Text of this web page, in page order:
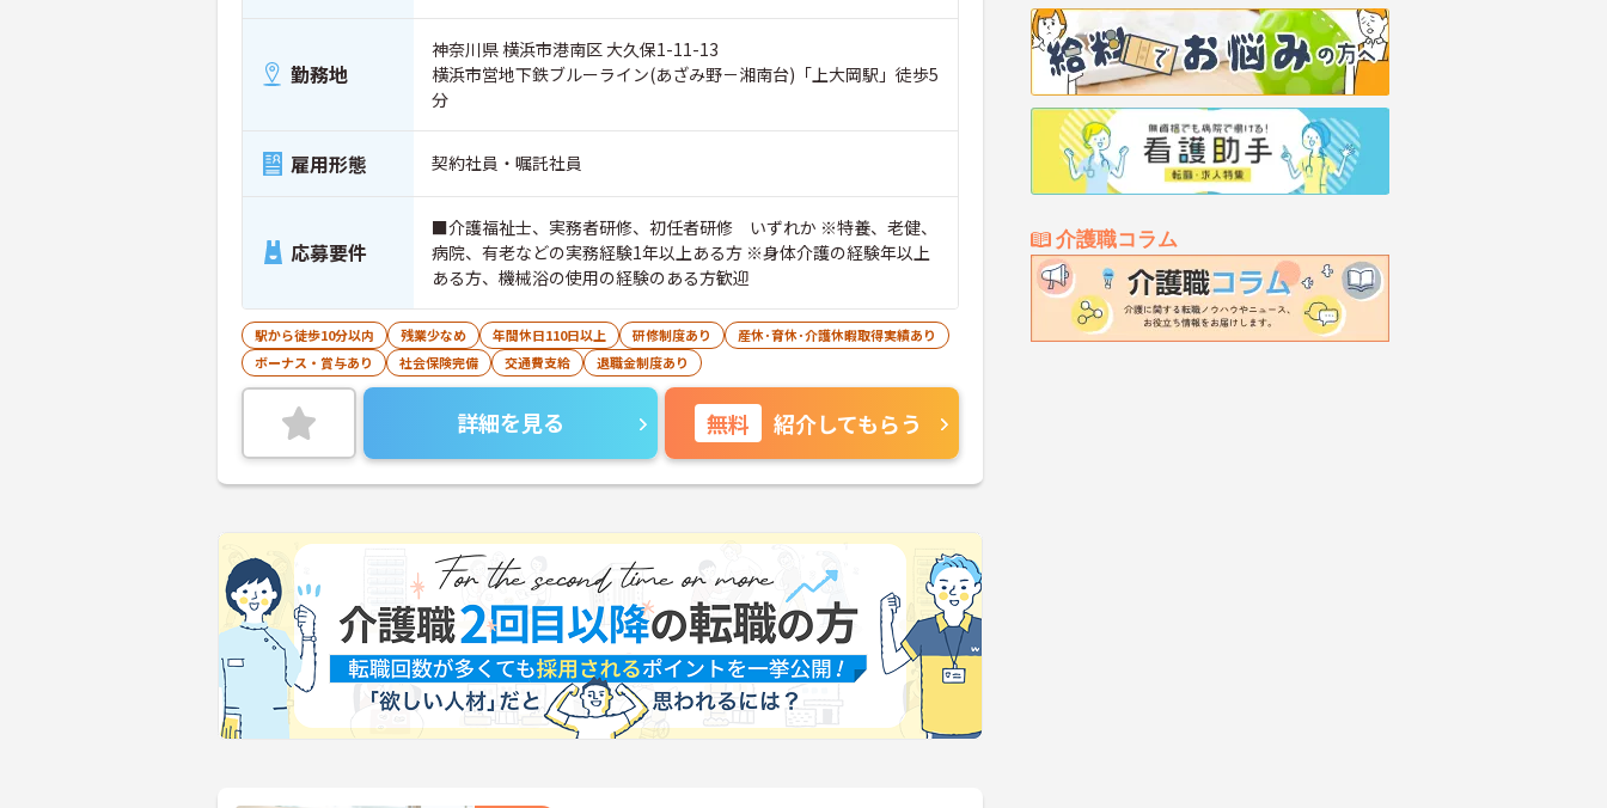
介護職コラム
勤務地
神奈川県 横浜市港南区 大久保1-11-13
横浜市営地下鉄ブルーライン(あざみ野－湘南台)「上大岡駅」徒歩5
分
雇用形態 契約社員・嘱託社員
応募要件
■介護福祉士、実務者研修、初任者研修 いずれか ※特養、老健、
病院、有老などの実務経験1年以上ある方 ※身体介護の経験年以上
ある方、機械浴の使用の経験のある方歓迎
駅から徒歩10分以内 残業少なめ 年間休日110日以上 研修制度あり
産休･育休･介護休暇取得実績あり
ボーナス・賞与あり
社会保険完備 交通費支給 退職金制度あり
詳細を見る 無料 紹介してもらう